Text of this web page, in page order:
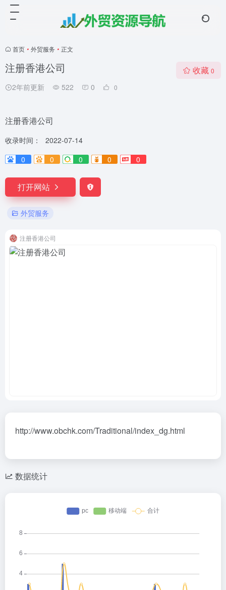
首页 • 外贸服务 • 正文
注册香港公司
2年前更新 522 0 0
收藏 0
注册香港公司
收录时间：
2022-07-14
0
0 0 0 0
打开网站
外贸服务
注册香港公司
http://www.obchk.com/Traditional/index_dg.html
数据统计